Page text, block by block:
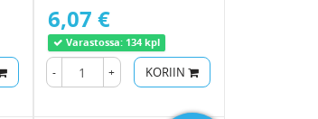
6,07 €
Varastossa: 134 kpl
- + KORIIN